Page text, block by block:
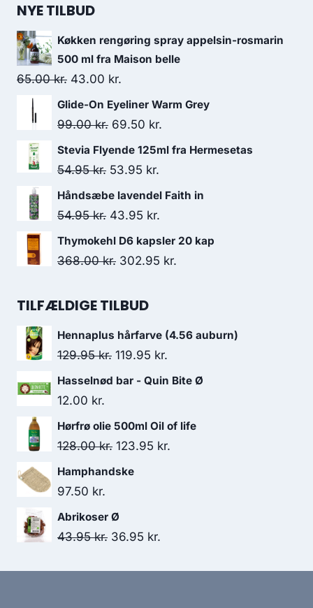
NYE TILBUD
Køkken rengøring spray appelsin-rosmarin
500 ml fra Maison belle
65.00kr. Den
oprindelige
pris
65.00 kr..
43.00 kr.
aktuelle
pris
43.00 kr..
Glide-On Eyeliner Warm Grey
99.00kr. Den
oprindelige
pris
99.00 kr..
69.50 kr.
aktuelle
Stevia Flyende 125ml fra Hermesetas
54.95kr. Den
oprindelige
pris
54.95 kr..
53.95 kr.
aktuelle
53.95 kr..
Håndsæbe lavendel Faith in
54.95kr. Den
oprindelige
pris
54.95 kr..
43.95 kr.
aktuelle
pris
Thymokehl D6 kapsler 20 kap
368.00kr. Den
pris
368.00 kr..
302.95 kr.
302.95 kr..
TILFÆLDIGE TILBUD
Hennaplus hårfarve (4.56 auburn)
129.95kr. Den
oprindelige
129.95 kr..
119.95 kr.
aktuelle
Hasselnød bar - Quin Bite Ø
12.00 kr.
Hørfrø olie 500ml Oil of life
128.00kr. Den
oprindelige
128.00 kr..
123.95 kr.
Hamphandske
97.50 kr.
Abrikoser Ø
43.95kr. Den
36.95 kr.